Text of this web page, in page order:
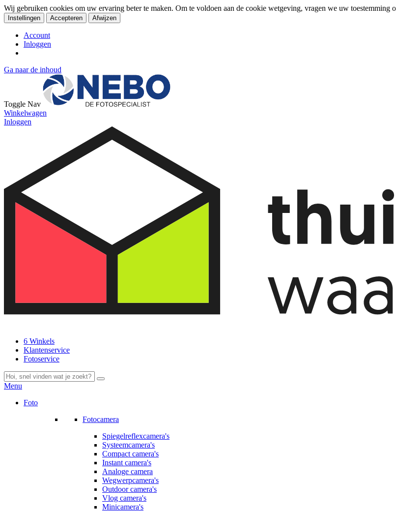
Wij gebruiken cookies om uw ervaring beter te maken. Om te voldoen aan de cookie wetgeving, vragen we uw toestemming
Instellingen Accepteren Afwijzen
Account
Inloggen
Ga naar de inhoud
Toggle Nav
Winkelwagen
Inloggen
6 Winkels
Klantenservice
Fotoservice
Menu
Foto
Fotocamera
Spiegelreflexcamera's
Systeemcamera's
Compact camera's
Instant camera's
Analoge camera
Wegwerpcamera's
Outdoor camera's
Vlog camera's
Minicamera's